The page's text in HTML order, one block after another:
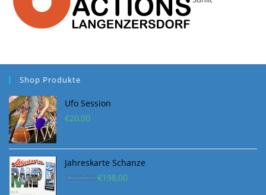
Shop Produkte
Ufo Session
€20,00
Jahreskarte Schanze
€200,00 Ursprünglicher
€198,00Aktueller